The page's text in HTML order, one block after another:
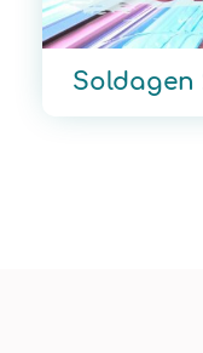
Soldagen